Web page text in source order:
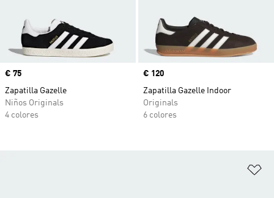
Precio
€ 75
Zapatilla Gazelle
Niños Originals
4 colores
Precio
€ 120
Zapatilla Gazelle Indoor
Originals
6 colores